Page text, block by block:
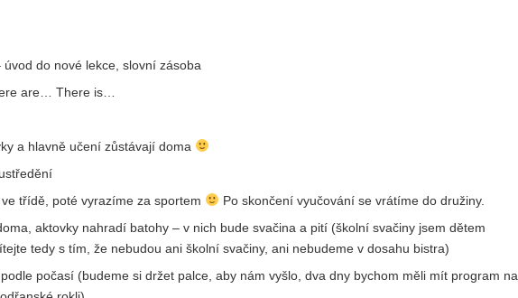
do nové lekce, slovní zásoba
are… There is…
a hlavně učení zůstávají doma
třídě, poté vyrazíme za sportem
Po skončení vyučování se vrátíme do družiny.
aktovky nahradí batohy – v nich bude svačina a pití (školní svačiny jsem dětem
tedy s tím, že nebudou ani školní svačiny, ani nebudeme v dosahu bistra)
počasí (budeme si držet palce, aby nám vyšlo, dva dny bychom měli mít program na